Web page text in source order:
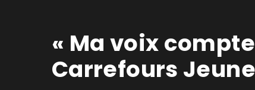
« Ma voix
Carrefours